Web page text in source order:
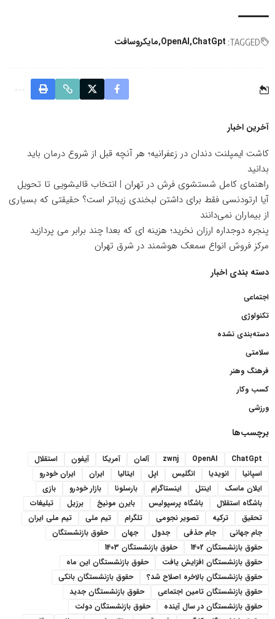
TAGGED:
ChatGpt
OpenAI مایکروسافت
آخرین اخبار
کاشت ایمپلنت دندان در زعفرانیه؛ هر آنچه قبل از شروع درمان باید
بدانید
راهنمای کامل شستشوی فرش در تهران | انتخاب قالیشویی تا تحویل
آیا ارتودنسی فقط برای داشتن لبخندی زیباتر است؟ حقیقتی که بسیاری
از بیماران نمی‌دانند
پنجره دوجداره ارزان نخرید؛ هزینه ای که بعدا چند برابر می پردازید
مرکز فروش انواع سمعک هوشمند در شرق تهران
دسته بندی اخبار
اجتماعی
تکنولوژی
دسته‌بندی نشده
سلامتی
فرهنگ وهنر
کسب وکار
ورزشی
برچسب‌ها
ChatGpt
OpenAI
zwnj آلمان آمریکا آیفون
استقلال
اسپانیا
انویدیا انگلیس اپل ایتالیا ایران
ایران خودرو
ایلان ماسک
اینتل اینستاگرام بارسلونا بازار خودرو
بازی
باشگاه استقلال
باشگاه پرسپولیس بایرن مونیخ برزیل
تبلیغات
تحقیق
ترکیه تصویر نجومی تلگرام تیم ملی
تیم ملی ایران
جام جهانی
جام حذفی جدول جهان
حقوق بازنشستگان
حقوق بازنشستگان 1402
حقوق بازنشستگان 1403
حقوق بازنشستگان افزایش یافت
حقوق بازنشستگان این ماه
حقوق بازنشستگان بالاخره اصلاح شد؟
حقوق بازنشستگان بانکی
حقوق بازنشستگان تامین اجتماعی
حقوق بازنشستگان جدید
حقوق بازنشستگان در سال آینده
حقوق بازنشستگان دولت